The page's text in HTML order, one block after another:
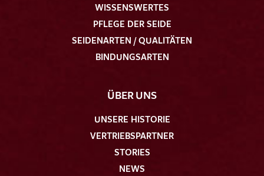
WISSENSWERTES
PFLEGE DER SEIDE
SEIDENARTEN / QUALITÄTEN
BINDUNGSARTEN
ÜBER UNS
UNSERE HISTORIE
VERTRIEBSPARTNER
STORIES
NEWS